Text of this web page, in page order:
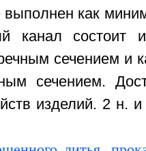
выполнен как
канал состоит
сечением и
сечением.
изделий. 2 н.